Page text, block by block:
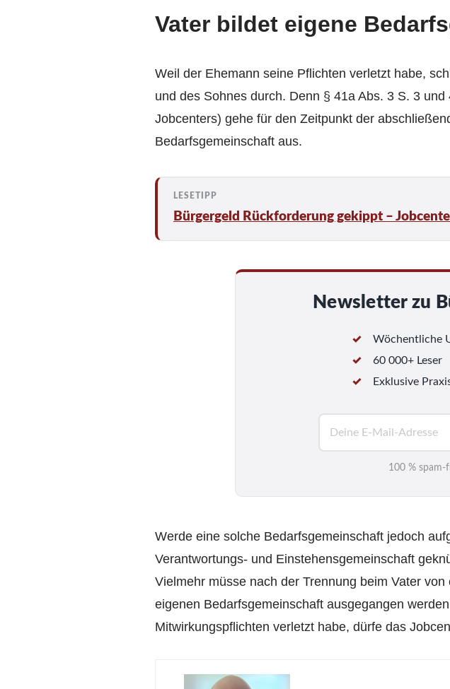
Vater bildet eigene
Weil der Ehemann seine Pflichten verletzt habe,
und des Sohnes durch. Denn § 41a Abs. 3 S. 3
Jobcenters) gehe für den Zeitpunkt der
Bedarfsgemeinschaft aus.
Bürgergeld Rückforderung gekippt –
Newsletter zu
Wöchentliche
60 000+ Leser
Exklusive
i
*
100 % spam-
Werde eine solche Bedarfsgemeinschaft jedoch
Verantwortungs- und Einstehensgemeinschaft
Vielmehr müsse nach der Trennung beim Vater
eigenen Bedarfsgemeinschaft ausgegangen
Mitwirkungspflichten verletzt habe, dürfe das